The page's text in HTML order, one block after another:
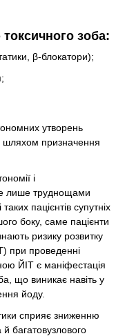
зоба:
β-блокатори);
утворень
шляхом призначення
і
лише труднощами
пацієнтів супутніх
боку, саме пацієнти
ризику розвитку
при проведенні
ЙІТ є маніфестація
що виникає навіть у
йоду.
сприяє зниженню
багатовузлового